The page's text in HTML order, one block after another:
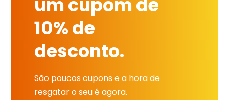
10% de
desconto.
São poucos cupons e a hora de
resgatar o seu é agora.